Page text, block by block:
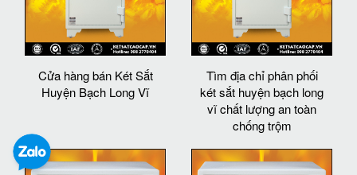
Cửa hàng bán Két Sắt
Huyện Bạch Long Vĩ
Tìm địa chỉ phân phối
két sắt huyện bạch long
vĩ chất lượng an toàn
chống trộm